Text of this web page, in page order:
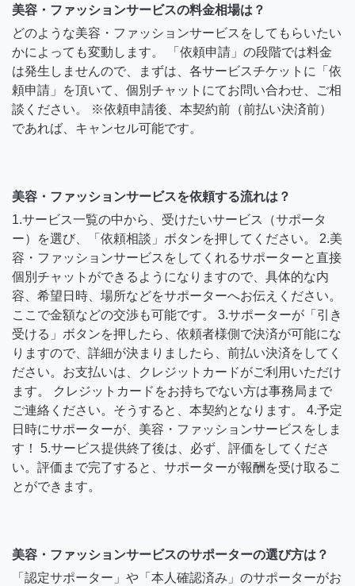
美容・ファッションサービスの料金相場は？
どのような美容・ファッションサービスをしてもらいたい
かによっても変動します。 「依頼申請」の段階では料金
は発生しませんので、まずは、各サービスチケットに「依
頼申請」を頂いて、個別チャットにてお問い合わせ、ご相
談ください。 ※依頼申請後、本契約前（前払い決済前）
であれば、キャンセル可能です。
美容・ファッションサービスを依頼する流れは？
1.サービス一覧の中から、受けたいサービス（サポータ
ー）を選び、「依頼相談」ボタンを押してください。 2.美
容・ファッションサービスをしてくれるサポーターと直接
個別チャットができるようになりますので、具体的な内
容、希望日時、場所などをサポーターへお伝えください。
ここで金額などの交渉も可能です。 3.サポーターが「引き
受ける」ボタンを押したら、依頼者様側で決済が可能にな
りますので、詳細が決まりましたら、前払い決済をしてく
ださい。お支払いは、クレジットカードがご利用いただけ
ます。 クレジットカードをお持ちでない方は事務局まで
ご連絡ください。そうすると、本契約となります。 4.予定
日時にサポーターが、美容・ファッションサービスをしま
す！ 5.サービス提供終了後は、必ず、評価をしてくださ
い。評価まで完了すると、サポーターが報酬を受け取るこ
とができます。
美容・ファッションサービスのサポーターの選び方は？
「認定サポーター」や「本人確認済み」のサポーターがお